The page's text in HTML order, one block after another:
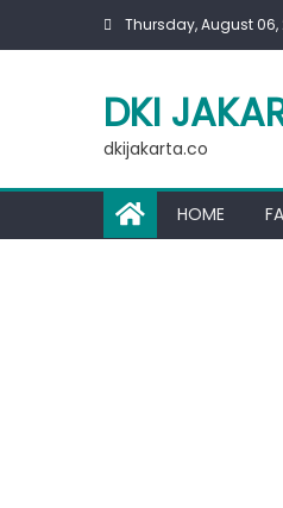
Thursday, August 06,
DKI
dkijakarta.co
HOME